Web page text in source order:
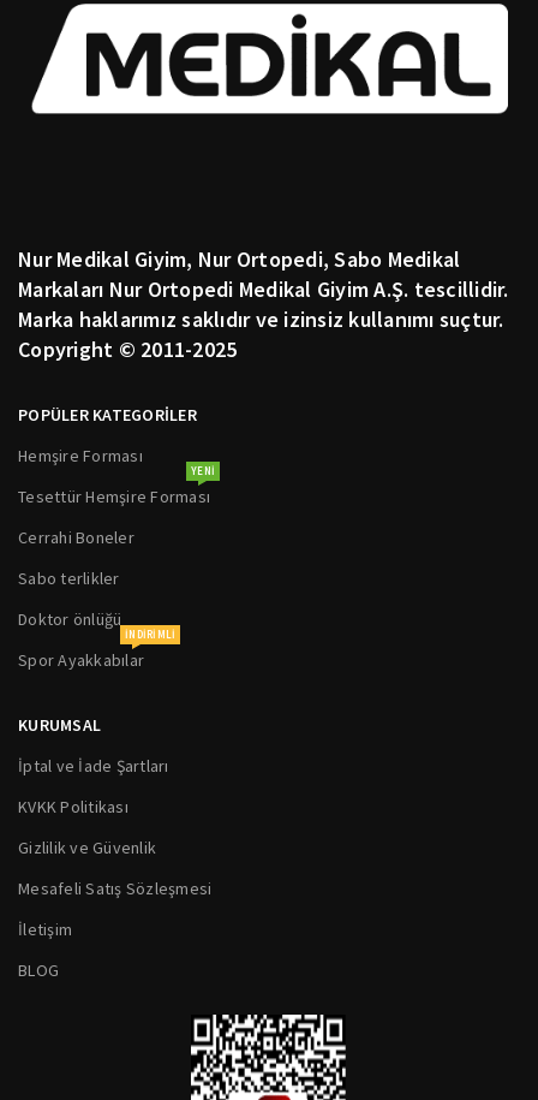
Nur Medikal Giyim, Nur Ortopedi, Sabo Medikal
Markaları Nur Ortopedi Medikal Giyim A.Ş. tescillidir.
Marka haklarımız saklıdır ve izinsiz kullanımı suçtur.
Copyright © 2011-2025
POPÜLER KATEGORİLER
Hemşire Forması
Tesettür Hemşire Forması
YENI
Cerrahi Boneler
Sabo terlikler
Doktor önlüğü
Spor Ayakkabılar
INDIRIMLI
KURUMSAL
İptal ve İade Şartları
KVKK Politikası
Gizlilik ve Güvenlik
Mesafeli Satış Sözleşmesi
İletişim
BLOG